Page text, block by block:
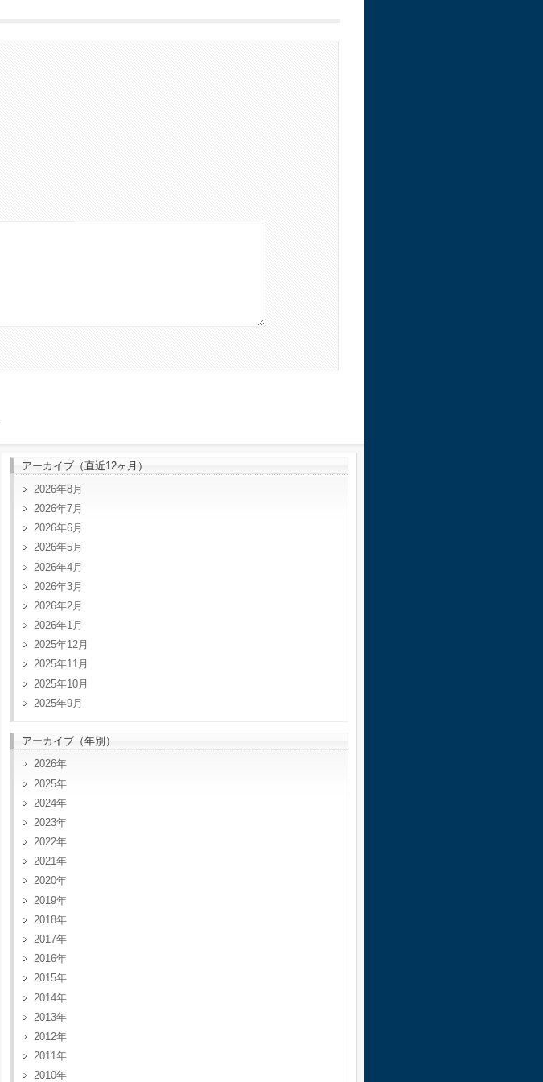
アーカイブ（直近12ヶ月）
2026年8月
2026年7月
2026年6月
2026年5月
2026年4月
2026年3月
2026年2月
2026年1月
2025年12月
2025年11月
2025年10月
2025年9月
アーカイブ（年別）
2026
2025
2024
2023
2022
2021
2020
2019
2018
2017
2016
2015
2014
2013
2012
2011
2010